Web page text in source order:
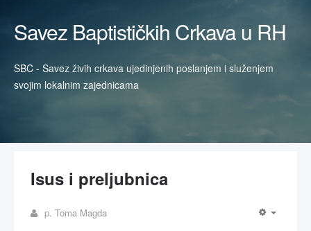
Savez Baptističkih Crkava u RH
SBC - Savez živih crkava ujedinjenih poslanjem i služenjem
svojim lokalnim zajednicama
Isus i preljubnica
p. Toma Magda